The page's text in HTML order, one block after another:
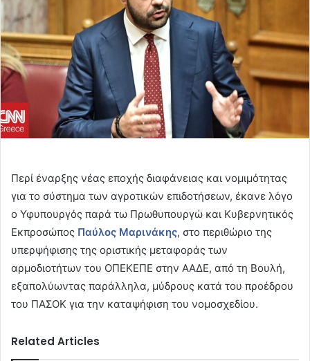
Περί έναρξης νέας εποχής διαφάνειας και νομιμότητας
για το σύστημα των αγροτικών επιδοτήσεων, έκανε λόγο
ο Υφυπουργός παρά τω Πρωθυπουργώ και Κυβερνητικός
Εκπροσώπος Παύλος Μαρινάκης, στο περιθώριο της
υπερψήφισης της οριστικής μεταφοράς των
αρμοδιοτήτων του ΟΠΕΚΕΠΕ στην ΑΑΔΕ, από τη Βουλή,
εξαπολύωντας παράλληλα, μύδρους κατά του προέδρου
του ΠΑΣΟΚ για την καταψήφιση του νομοσχεδίου.
Related Articles